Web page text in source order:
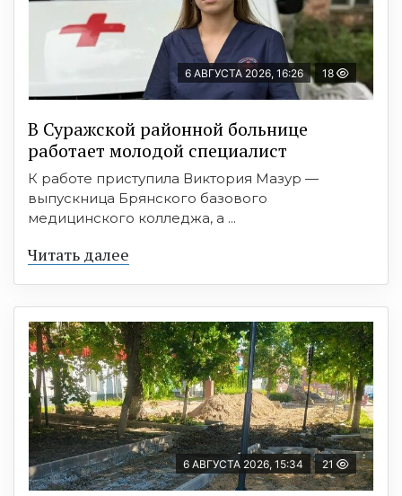
6 АВГУСТА 2026, 16:26 18
В Суражской районной больнице
работает молодой специалист
К работе приступила Виктория Мазур —
выпускница Брянского базового
медицинского колледжа, а ...
Читать далее
6 АВГУСТА 2026, 15:34 21